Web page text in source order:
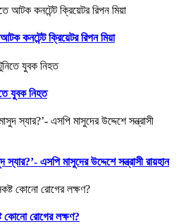
কনটেন্ট ক্রিয়েটর রিপন মিয়া
যুবক নিহত
এসপি মাসুদের উদ্দেশে সন্ত্রাসী রায়হান
কোনো রোগের লক্ষণ?